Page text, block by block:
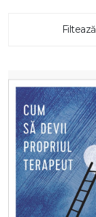
Filtează